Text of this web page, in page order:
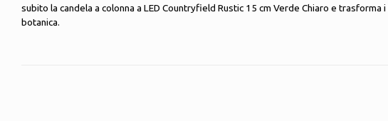
subito la candela a colonna a LED Countryfield Rustic 15 cm Verde Chiaro e trasforma
botanica.